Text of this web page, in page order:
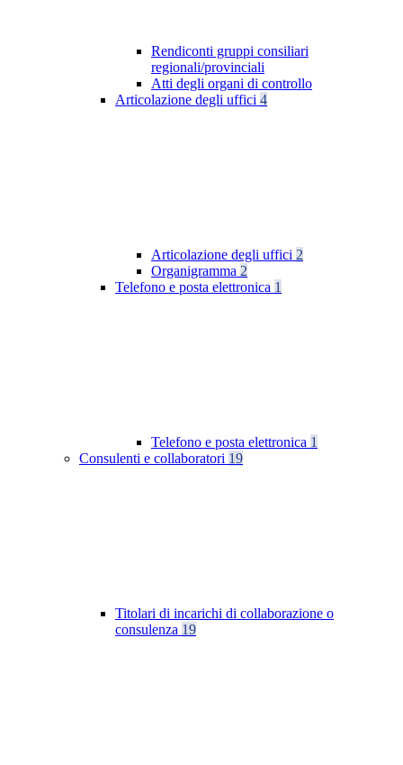
Rendiconti gruppi consiliari
regionali/provinciali
Atti degli organi di controllo
Articolazione degli uffici 4
Articolazione degli uffici 2
Organigramma 2
Telefono e posta elettronica 1
Telefono e posta elettronica 1
Consulenti e collaboratori 19
Titolari di incarichi di collaborazione o
consulenza 19